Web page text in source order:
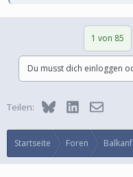
1 von 85
Du musst dich einloggen
Teilen: BlueskyLinkedInE-Mail
Startseite Foren